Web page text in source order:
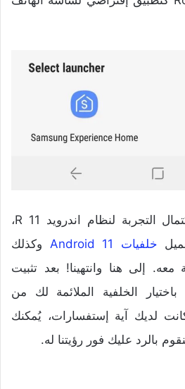
وفي حالة أنك أردت إكتمال التجربة لنظام اندرويد 11 R،
خلفيات Android 11
وكذلك
معه. إلى هنا وانتهينا! بعد تثبيت
الخلفية الملائمة لك من
لديك آية إستفسارات، يُمكنك
بالرد عليك فور رؤيتنا له.